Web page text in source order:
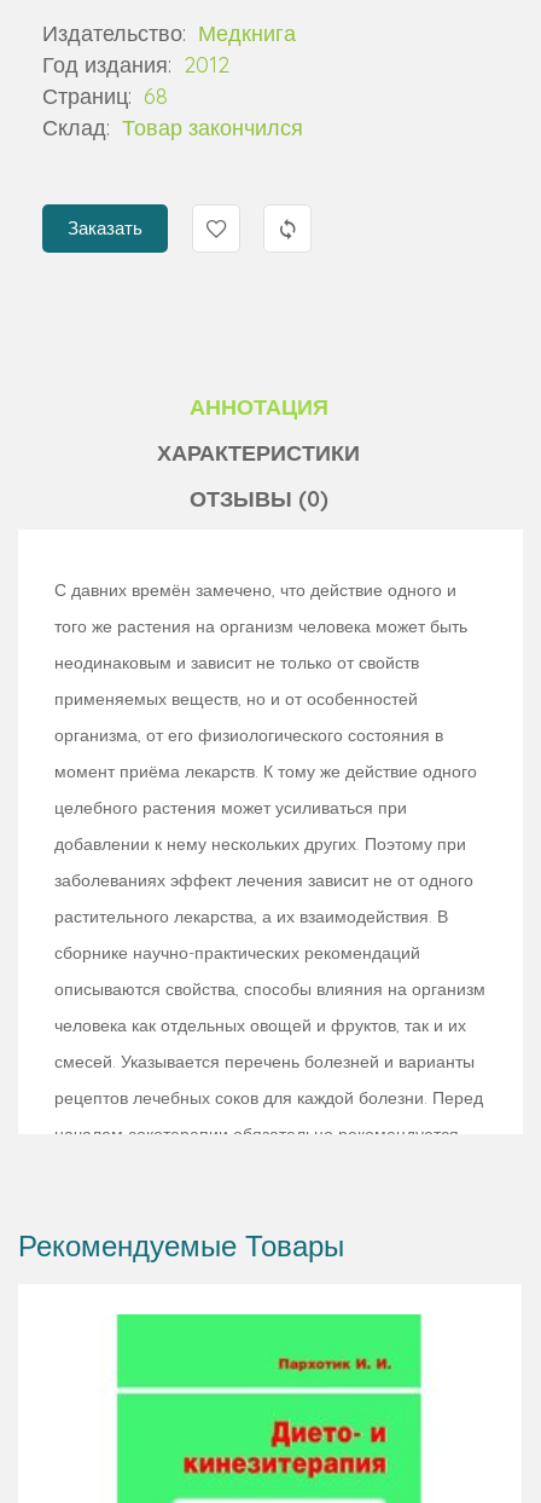
Издательство: Медкнига
Год издания: 2012
Страниц: 68
Склад: Товар закончился
Заказать
АННОТАЦИЯ
ХАРАКТЕРИСТИКИ
ОТЗЫВЫ (0)
С давних времён замечено, что действие одного и
того же растения на организм человека может быть
неодинаковым и зависит не только от свойств
применяемых веществ, но и от особенностей
организма, от его физиологического состояния в
момент приёма лекарств. К тому же действие одного
целебного растения может усиливаться при
добавлении к нему нескольких других. Поэтому при
заболеваниях эффект лечения зависит не от одного
растительного лекарства, а их взаимодействия. В
сборнике научно-практических рекомендаций
описываются свойства, способы влияния на организм
человека как отдельных овощей и фруктов, так и их
смесей. Указывается перечень болезней и варианты
рецептов лечебных соков для каждой болезни. Перед
началом сокотерапии обязательно рекомендуется
Рекомендуемые Товары